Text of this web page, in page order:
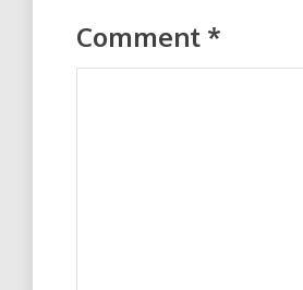
Comment *